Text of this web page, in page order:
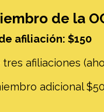
de la
afiliación: $150
afiliaciones
adicional $50